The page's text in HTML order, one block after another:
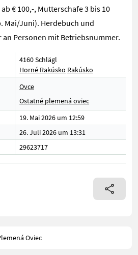
€ 100,-, Mutterschafe 3 bis 10
Mai/Juni). Herdebuch und
Personen mit Betriebsnummer.
4160 Schlägl
Horné Rakúsko Rakúsko
Ovce
Ostatné plemená oviec
19. Mai 2026 um 12:59
26. Juli 2026 um 13:31
29623717
Oviec